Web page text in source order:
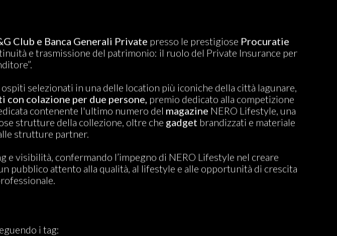
Club e Banca Generali Private presso le prestigiose Procuratie
e trasmissione del patrimonio: il ruolo del Private Insurance per
selezionati in una delle location più iconiche della città lagunare,
colazione per due persone, premio dedicato alla competizione
contenente l'ultimo numero del magazine NERO Lifestyle, una
strutture della collezione, oltre che gadget brandizzati e materiale
strutture partner.
e visibilità, confermando l’impegno di NERO Lifestyle nel creare
pubblico attento alla qualità, al lifestyle e alle opportunità di crescita
i tag: